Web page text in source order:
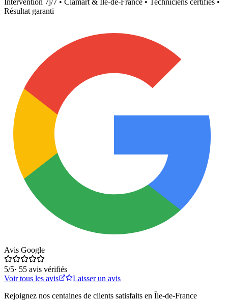
Intervention 7j/7 • Clamart & Île-de-France • Techniciens certifiés •
Résultat garanti
Avis Google
5/5· 55 avis vérifiés
Voir tous les avis
Laisser un avis
Rejoignez nos centaines de clients satisfaits en Île-de-France